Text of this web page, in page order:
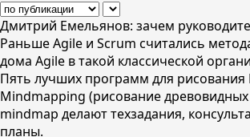
Дмитрий Емельянов: зачем
Раньше Agile и Scrum считались
дома Agile в такой классической
Пять лучших программ для рисования
Mindmapping (рисование
mindmap делают техзадания,
планы.